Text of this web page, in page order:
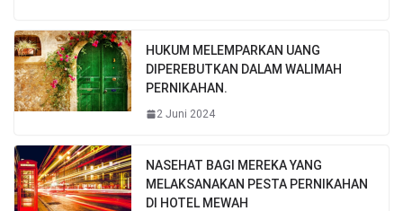
HUKUM MELEMPARKAN UANG
DIPEREBUTKAN DALAM WALIMAH
PERNIKAHAN.
2 Juni 2024
NASEHAT BAGI MEREKA YANG
MELAKSANAKAN PESTA PERNIKAHAN
DI HOTEL MEWAH